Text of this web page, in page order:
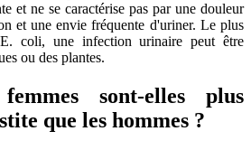
et ne se caractérise pas par une douleur
et une envie fréquente d'uriner. Le plus
coli, une infection urinaire peut être
ou des plantes.
sont-elles plus
que les hommes ?